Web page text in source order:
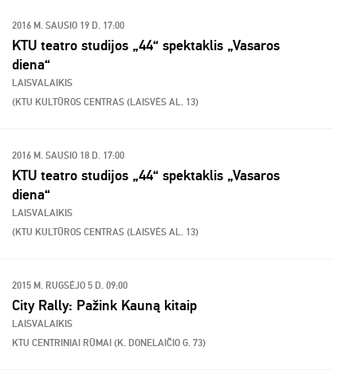
2016 M. SAUSIO 19 D. 17:00
KTU teatro studijos „44“ spektaklis „Vasaros
diena“
LAISVALAIKIS
(KTU KULTŪROS CENTRAS (LAISVĖS AL. 13)
2016 M. SAUSIO 18 D. 17:00
KTU teatro studijos „44“ spektaklis „Vasaros
diena“
LAISVALAIKIS
(KTU KULTŪROS CENTRAS (LAISVĖS AL. 13)
2015 M. RUGSĖJO 5 D. 09:00
City Rally: Pažink Kauną kitaip
LAISVALAIKIS
KTU CENTRINIAI RŪMAI (K. DONELAIČIO G. 73)